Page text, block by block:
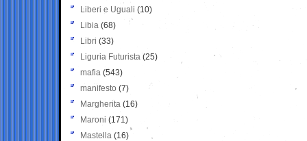
Liberi e Uguali (10)
Libia (68)
Libri (33)
Liguria Futurista (25)
mafia (543)
manifesto (7)
Margherita (16)
Maroni (171)
Mastella (16)